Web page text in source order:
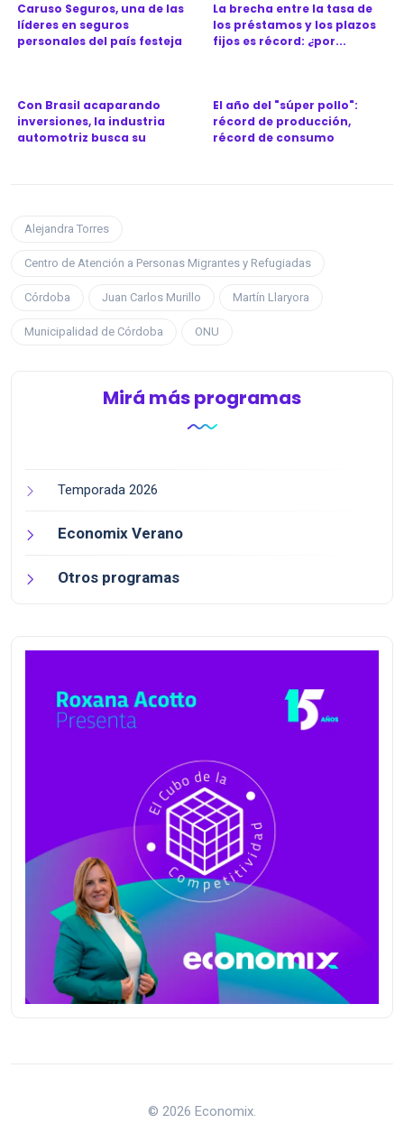
Caruso Seguros, una de las
líderes en seguros
personales del país festeja
La brecha entre la tasa de
los préstamos y los plazos
fijos es récord: ¿por...
Con Brasil acaparando
inversiones, la industria
automotriz busca su
El año del "súper pollo":
récord de producción,
récord de consumo
Alejandra Torres
Centro de Atención a Personas Migrantes y Refugiadas
Córdoba Juan Carlos Murillo Martín Llaryora
Municipalidad de Córdoba ONU
Mirá más programas
Temporada 2026
Economix Verano
Otros programas
© 2026 Economix.